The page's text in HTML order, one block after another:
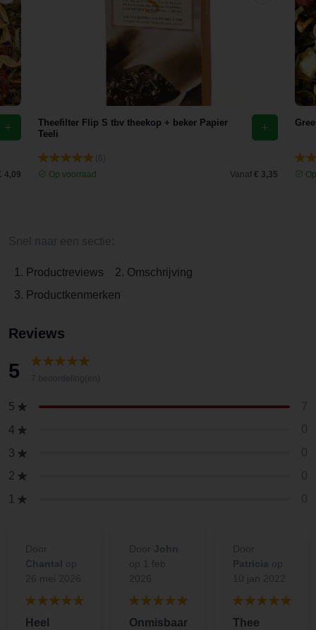
4,09
Theefilter Flip S tbv theekop + beker Papier
Teeli
Op voorraad
Vanaf € 3,35
1. Productreviews
2. Omschrijving
3. Productkenmerken
Reviews
5
5
4
3
2
1
Heel
Onmisbaar
Thee